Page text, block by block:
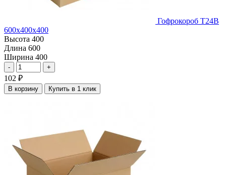
Гофрокороб Т24В
600х400х400
Высота 400
Длина 600
Ширина 400
- +
102 ₽
В корзину Купить в 1 клик